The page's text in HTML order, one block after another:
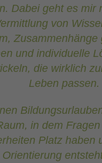
Dabei geht es mir
von
Zusammenhänge
und individuelle
die wirklich
Leben passen.
in dem
Platz haben
Orientierung